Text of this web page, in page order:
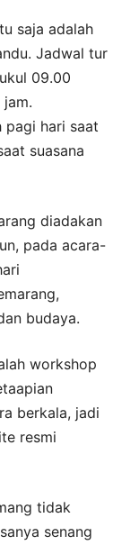
saja adalah
Jadwal tur
09.00
pagi hari saat
suasana
diadakan
pada acara-
budaya.
workshop
berkala, jadi
resmi
tidak
senang